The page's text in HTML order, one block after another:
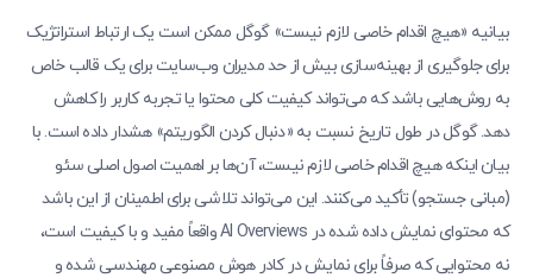
بیانیه «هیچ اقدام خاصی لازم نیست» گوگل ممکن است یک ارتباط استراتژیک
برای جلوگیری از بهینه‌سازی بیش از حد مدیران وب‌سایت برای یک قالب خاص
به روش‌هایی باشد که می‌تواند کیفیت کلی محتوا یا تجربه کاربر را کاهش
دهد. گوگل در طول تاریخ نسبت به «دنبال کردن الگوریتم» هشدار داده است. با
بیان اینکه هیچ اقدام خاصی لازم نیست، آن‌ها بر اهمیت اصول اصلی سئو
(مبانی جستجو) تأکید می‌کنند. این می‌تواند تلاشی برای اطمینان از این باشد
که محتوای نمایش داده شده در AI Overviews واقعاً مفید و با کیفیت است،
نه محتوایی که صرفاً برای نمایش در کادر هوش مصنوعی مهندسی شده و